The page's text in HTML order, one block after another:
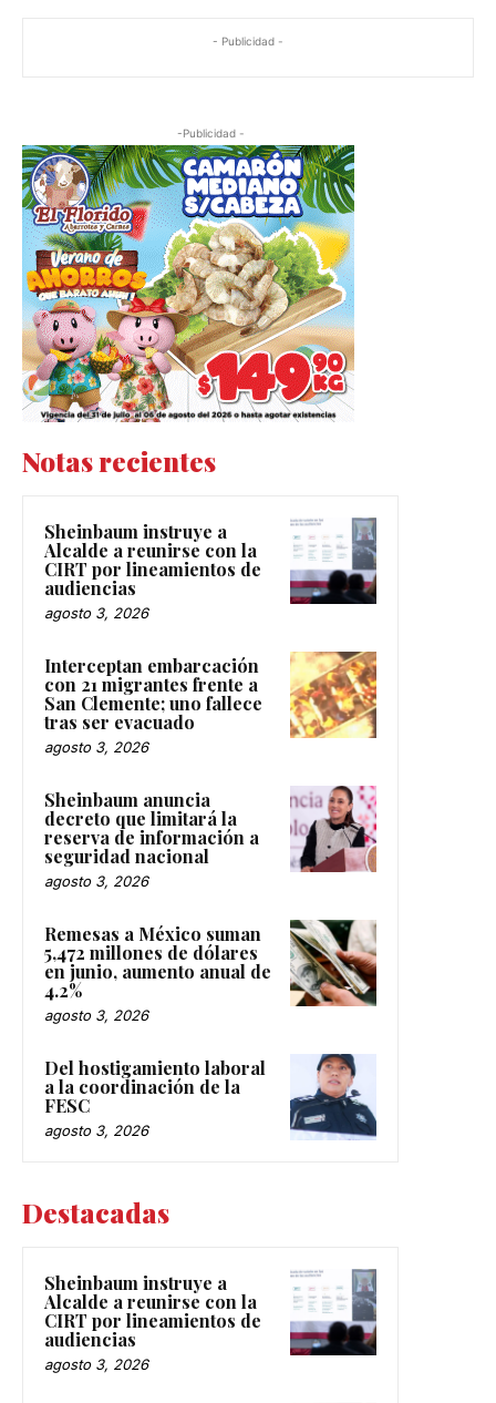
- Publicidad -
-Publicidad -
Notas recientes
Sheinbaum instruye a
Alcalde a reunirse con la
CIRT por lineamientos de
audiencias
agosto 3, 2026
Interceptan embarcación
con 21 migrantes frente a
San Clemente; uno fallece
tras ser evacuado
agosto 3, 2026
Sheinbaum anuncia
decreto que limitará la
reserva de información a
seguridad nacional
agosto 3, 2026
Remesas a México suman
5,472 millones de dólares
en junio, aumento anual de
4.2%
agosto 3, 2026
Del hostigamiento laboral
a la coordinación de la
FESC
agosto 3, 2026
Destacadas
Sheinbaum instruye a
Alcalde a reunirse con la
CIRT por lineamientos de
audiencias
agosto 3, 2026